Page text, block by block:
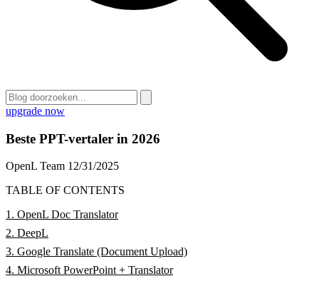
upgrade now
Beste PPT-vertaler in 2026
OpenL Team 12/31/2025
TABLE OF CONTENTS
1. OpenL Doc Translator
2. DeepL
3. Google Translate (Document Upload)
4. Microsoft PowerPoint + Translator